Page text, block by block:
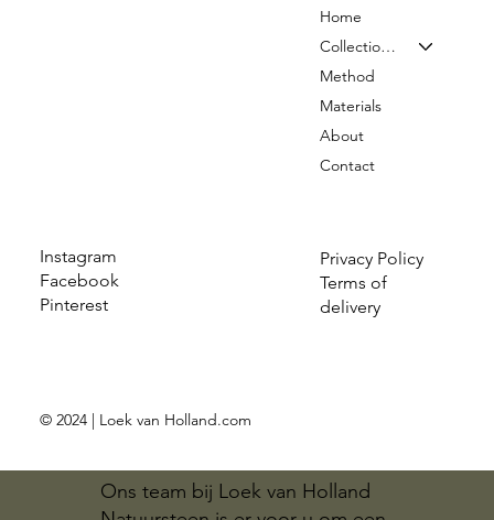
Ons team bij Loek van Holland
Instagram
Facebook
Pinterest
Privacy Policy
Terms of
delivery
Home
Collection & Prices
Method
Materials
About
Contact
© 2024 | Loek van Holland.com